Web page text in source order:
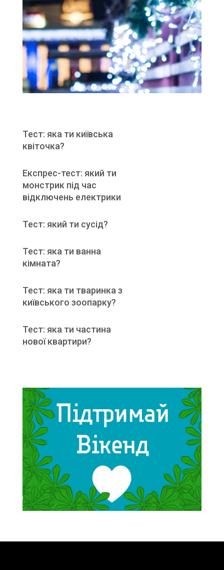
Тест: яка ти київська
квіточка?
Експрес-тест: який ти
монстрик під час
відключень електрики
Тест: який ти сусід?
Тест: яка ти ванна
кімната?
Тест: яка ти тваринка з
київського зоопарку?
Тест: яка ти частина
нової квартири?